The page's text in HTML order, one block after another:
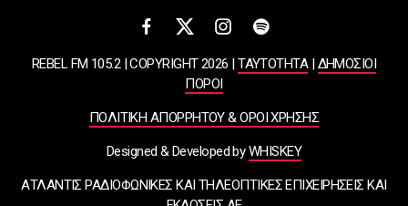
REBEL FM 105.2 | COPYRIGHT 2026 |ΤΑΥΤΟΤΗΤΑ|ΔΗΜΟΣΙΟΙ
ΠΟΡΟΙ
ΠΟΛΙΤΙΚΗ ΑΠΟΡΡΗΤΟΥ & ΟΡΟΙ ΧΡΗΣΗΣ
Designed & Developed byWHISKEY
ΑΤΛΑΝΤΙΣ ΡΑΔΙΟΦΩΝΙΚΕΣ ΚΑΙ ΤΗΛΕΟΠΤΙΚΕΣ ΕΠΙΧΕΙΡΗΣΕΙΣ ΚΑΙ